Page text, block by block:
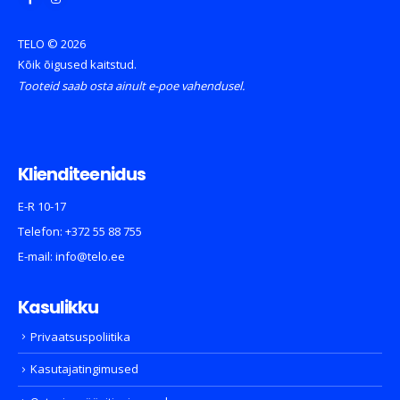
TELO © 2026
Kõik õigused kaitstud.
Tooteid saab osta ainult e-poe vahendusel.
Klienditeenidus
E-R 10-17
Telefon: +372 55 88 755
E-mail: info@telo.ee
Kasulikku
Privaatsuspoliitika
Kasutajatingimused